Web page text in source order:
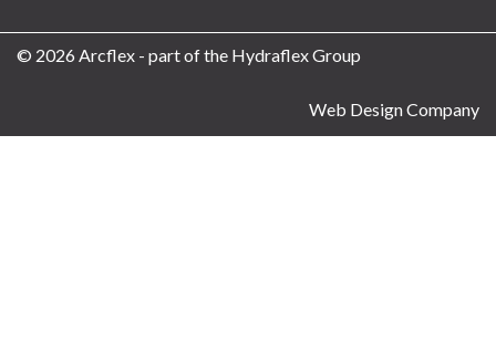
© 2026 Arcflex - part of the Hydraflex Group
Web Design Company